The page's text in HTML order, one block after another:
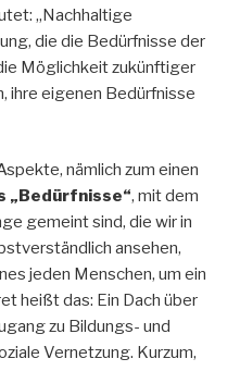
„Nachhaltige
die die Bedürfnisse der
Möglichkeit zukünftiger
ihre eigenen Bedürfnisse
nämlich zum einen
„Bedürfnisse“, mit dem
gemeint sind, die wir in
ansehen,
jeden Menschen, um ein
heißt das: Ein Dach über
zu Bildungs- und
Vernetzung. Kurzum,